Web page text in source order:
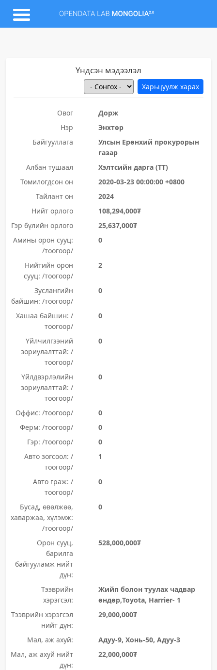
Үндсэн мэдээлэл
Овог
Дорж
Нэр
Энхтөр
Байгууллага
Улсын Ерөнхий прокурорын
газар
Албан тушаал
Хэлтсийн дарга (ТТ)
Томилогдсон он
2020-03-23 00:00:00 +0800
Тайлант он
2024
Нийт орлого
108,294,000₮
Гэр бүлийн орлого
25,637,000₮
Амины орон сууц:
/тоогоор/
0
Нийтийн орон
сууц: /тоогоор/
2
Зуслангийн
байшин: /тоогоор/
0
Хашаа байшин: /
тоогоор/
0
Үйлчилгээний
зориулалттай: /
тоогоор/
0
Үйлдвэрлэлийн
зориулалттай: /
тоогоор/
0
Оффис: /тоогоор/
0
Ферм: /тоогоор/
0
Гэр: /тоогоор/
0
Авто зогсоол: /
тоогоор/
1
Авто граж: /
тоогоор/
0
Бусад, өвөлжөө,
хаваржаа, хүлэмж:
/тоогоор/
0
Орон сууц,
барилга
байгууламж нийт
дүн:
528,000,000₮
Тээврийн
хэрэгсэл:
Жийп болон туулах чадвар
өндөр,Toyota, Harrier- 1
Тээврийн хэрэгсэл
нийт дүн:
29,000,000₮
Мал, аж ахуй:
Адуу-9, Хонь-50, Адуу-3
Мал, аж ахуй нийт
дүн:
22,000,000₮